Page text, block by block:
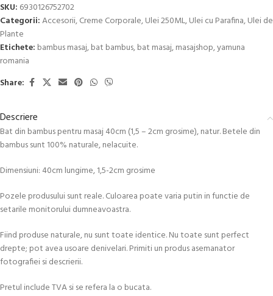
SKU: 6930126752702
Categorii:Accesorii,Creme Corporale,Ulei 250ML,Ulei cu Parafina,Ulei de
Plante
Etichete: bambus masaj,bat bambus,bat masaj,masajshop,yamuna
romania
Share:
Descriere
Bat din bambus pentru masaj 40cm (1,5 – 2cm grosime), natur. Betele din
bambus sunt 100% naturale, nelacuite.
Dimensiuni: 40cm lungime, 1,5-2cm grosime
Pozele produsului sunt reale. Culoarea poate varia putin in functie de
setarile monitorului dumneavoastra.
Fiind produse naturale, nu sunt toate identice. Nu toate sunt perfect
drepte; pot avea usoare denivelari. Primiti un produs asemanator
fotografiei si descrierii.
Pretul include TVA si se refera la o bucata.